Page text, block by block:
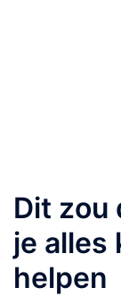
Dit zou
je alles
helpen